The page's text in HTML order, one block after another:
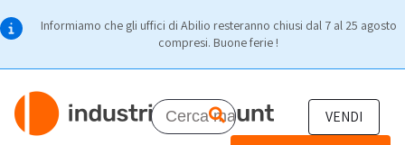
Informiamo che gli uffici di Abilio resteranno chiusi dal 7 al 25 agosto
compresi. Buone ferie !
VENDI